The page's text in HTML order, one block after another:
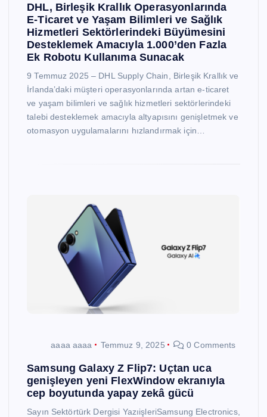
DHL, Birleşik Krallık Operasyonlarında
E-Ticaret ve Yaşam Bilimleri ve Sağlık
Hizmetleri Sektörlerindeki Büyümesini
Desteklemek Amacıyla 1.000’den Fazla
Ek Robotu Kullanıma Sunacak
9 Temmuz 2025 – DHL Supply Chain, Birleşik Krallık ve
İrlanda’daki müşteri operasyonlarında artan e-ticaret
ve yaşam bilimleri ve sağlık hizmetleri sektörlerindeki
talebi desteklemek amacıyla altyapısını genişletmek ve
otomasyon uygulamalarını hızlandırmak için…
aaaa aaaa Temmuz 9, 2025 0 Comments
Samsung Galaxy Z Flip7: Uçtan uca
genişleyen yeni FlexWindow ekranıyla
cep boyutunda yapay zekâ gücü
Sayın Sektörtürk Dergisi YazıişleriSamsung Electronics,